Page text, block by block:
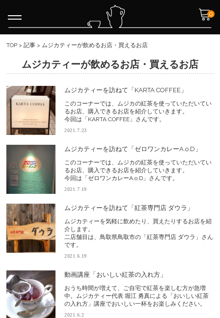
0
TOP > 記事 > ムジカティーが飲めるお店・買えるお店
ムジカティーが飲めるお店・買えるお店
ムジカティーを訪ねて「KARTA COFFEE」
このコーナーでは、ムジカの紅茶を使っていただいてい
るお店、購入できるお店を紹介していきます。
今回は「KARTA COFFEE」さんです。
2021.7.23
ムジカティーを訪ねて「ゼロワンカレーA.o.D」
このコーナーでは、ムジカの紅茶を使っていただいてい
るお店、購入できるお店を紹介していきます。
今回は「ゼロワンカレーA.o.D」さんです。
2021.7.19
ムジカティーを訪ねて「紅茶専門店 ダウラ」
ムジカティーを気軽に飲めたり、買えたりするお店を紹
介します。
二店舗目は、鳥取県鳥取市の「紅茶専門店 ダウラ」さん
です。
2021.6.19
動画講座「おいしい紅茶の入れ方」
おうち時間が増えて、ご自宅で紅茶を楽しむ方が急増
中。ムジカティー代表 堀江 勇真による「おいしい紅茶
の入れ方」講座でおいしい一杯をお楽しみください。
2021.6.2